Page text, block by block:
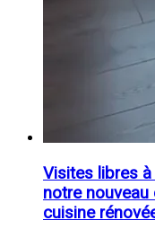
Visites libres
notre
cuisine